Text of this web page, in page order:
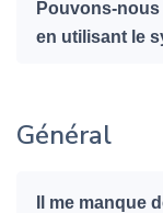
Pouvons-
en utilisant le
Général
Il me manque